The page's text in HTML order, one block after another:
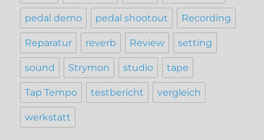
pedal demo pedal shootout Recording
Reparatur reverb Review setting
sound Strymon studio tape
Tap Tempo testbericht vergleich
werkstatt